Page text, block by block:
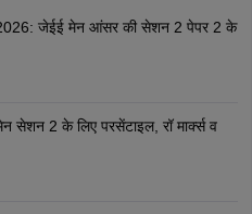
जेईई मेन आंसर की सेशन 2 पेपर 2 के
2 के लिए परसेंटाइल, रॉ मार्क्स व